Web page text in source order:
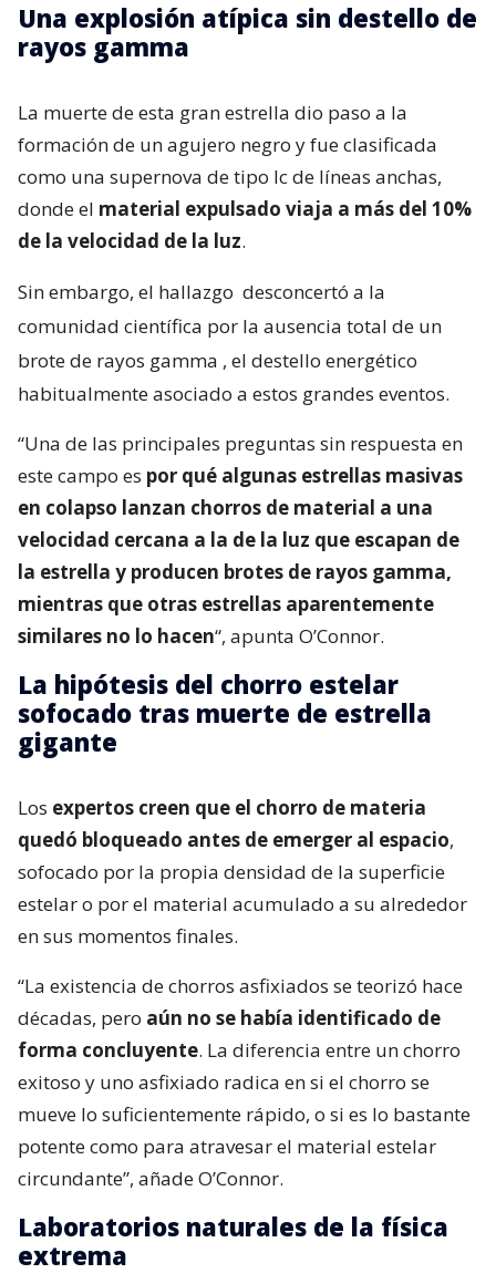
Una explosión atípica sin destello de
rayos gamma
La muerte de esta gran estrella dio paso a la
formación de un agujero negro y fue clasificada
como una supernova de tipo Ic de líneas anchas,
donde el material expulsado viaja a más del 10%
de la velocidad de la luz.
Sin embargo, el hallazgo desconcertó a la
comunidad científica por la ausencia total de un
brote de rayos gamma , el destello energético
habitualmente asociado a estos grandes eventos.
“Una de las principales preguntas sin respuesta en
este campo es por qué algunas estrellas masivas
en colapso lanzan chorros de material a una
velocidad cercana a la de la luz que escapan de
la estrella y producen brotes de rayos gamma,
mientras que otras estrellas aparentemente
similares no lo hacen“, apunta O’Connor.
La hipótesis del chorro estelar
sofocado tras muerte de estrella
gigante
Los expertos creen que el chorro de materia
quedó bloqueado antes de emerger al espacio,
sofocado por la propia densidad de la superficie
estelar o por el material acumulado a su alrededor
en sus momentos finales.
“La existencia de chorros asfixiados se teorizó hace
décadas, pero aún no se había identificado de
forma concluyente. La diferencia entre un chorro
exitoso y uno asfixiado radica en si el chorro se
mueve lo suficientemente rápido, o si es lo bastante
potente como para atravesar el material estelar
circundante”, añade O’Connor.
Laboratorios naturales de la física
extrema